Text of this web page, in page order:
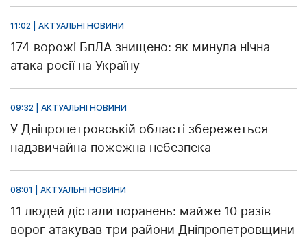
11:02 | АКТУАЛЬНІ НОВИНИ
174 ворожі БпЛА знищено: як минула нічна
атака росії на Україну
09:32 | АКТУАЛЬНІ НОВИНИ
У Дніпропетровській області збережеться
надзвичайна пожежна небезпека
08:01 | АКТУАЛЬНІ НОВИНИ
11 людей дістали поранень: майже 10 разів
ворог атакував три райони Дніпропетровщини